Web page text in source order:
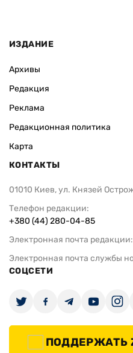
ИЗДАНИЕ
Архивы
Редакция
Реклама
Редакционная политика
Карта
КОНТАКТЫ
01010 Киев, ул. Князей
Телефон редакции:
+380 (44) 280-04-85
Электронная почта редакции:
Электронная почта службы
СОЦСЕТИ
ПОДДЕРЖАТЬ